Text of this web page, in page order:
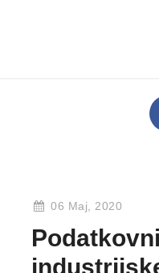
06 Maj, 2020